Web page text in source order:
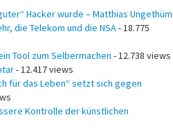
Hacker wurde – Matthias Ungethüm
die Telekom und die NSA - 18.775
Tool zum Selbermachen - 12.738 views
- 12.417 views
für das Leben“ setzt sich gegen
Kontrolle der künstlichen